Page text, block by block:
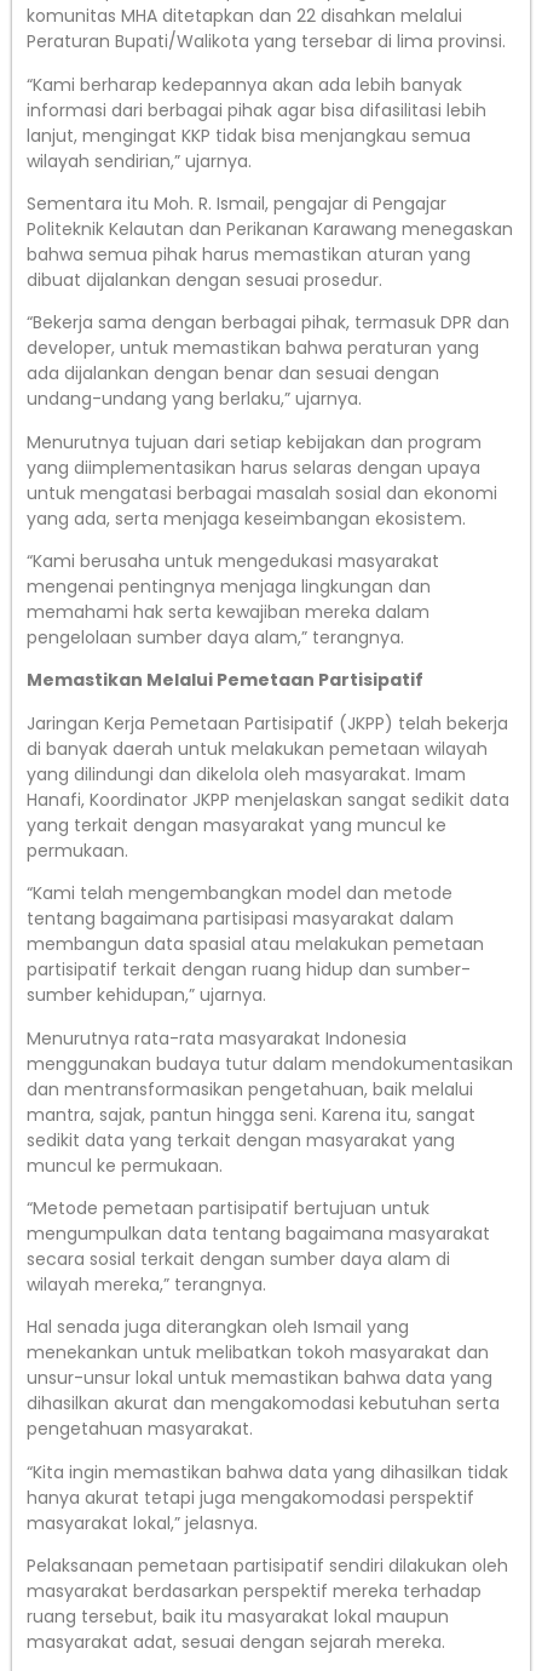
komunitas MHA ditetapkan dan 22 disahkan melalui
Peraturan Bupati/Walikota yang tersebar di lima provinsi.
“Kami berharap kedepannya akan ada lebih banyak
informasi dari berbagai pihak agar bisa difasilitasi lebih
lanjut, mengingat KKP tidak bisa menjangkau semua
wilayah sendirian,” ujarnya.
Sementara itu Moh. R. Ismail, pengajar di Pengajar
Politeknik Kelautan dan Perikanan Karawang menegaskan
bahwa semua pihak harus memastikan aturan yang
dibuat dijalankan dengan sesuai prosedur.
“Bekerja sama dengan berbagai pihak, termasuk DPR dan
developer, untuk memastikan bahwa peraturan yang
ada dijalankan dengan benar dan sesuai dengan
undang-undang yang berlaku,” ujarnya.
Menurutnya tujuan dari setiap kebijakan dan program
yang diimplementasikan harus selaras dengan upaya
untuk mengatasi berbagai masalah sosial dan ekonomi
yang ada, serta menjaga keseimbangan ekosistem.
“Kami berusaha untuk mengedukasi masyarakat
mengenai pentingnya menjaga lingkungan dan
memahami hak serta kewajiban mereka dalam
pengelolaan sumber daya alam,” terangnya.
Memastikan Melalui Pemetaan Partisipatif
Jaringan Kerja Pemetaan Partisipatif (JKPP) telah bekerja
di banyak daerah untuk melakukan pemetaan wilayah
yang dilindungi dan dikelola oleh masyarakat. Imam
Hanafi, Koordinator JKPP menjelaskan sangat sedikit data
yang terkait dengan masyarakat yang muncul ke
permukaan.
“Kami telah mengembangkan model dan metode
tentang bagaimana partisipasi masyarakat dalam
membangun data spasial atau melakukan pemetaan
partisipatif terkait dengan ruang hidup dan sumber-
sumber kehidupan,” ujarnya.
Menurutnya rata-rata masyarakat Indonesia
menggunakan budaya tutur dalam mendokumentasikan
dan mentransformasikan pengetahuan, baik melalui
mantra, sajak, pantun hingga seni. Karena itu, sangat
sedikit data yang terkait dengan masyarakat yang
muncul ke permukaan.
“Metode pemetaan partisipatif bertujuan untuk
mengumpulkan data tentang bagaimana masyarakat
secara sosial terkait dengan sumber daya alam di
wilayah mereka,” terangnya.
Hal senada juga diterangkan oleh Ismail yang
menekankan untuk melibatkan tokoh masyarakat dan
unsur-unsur lokal untuk memastikan bahwa data yang
dihasilkan akurat dan mengakomodasi kebutuhan serta
pengetahuan masyarakat.
“Kita ingin memastikan bahwa data yang dihasilkan tidak
hanya akurat tetapi juga mengakomodasi perspektif
masyarakat lokal,” jelasnya.
Pelaksanaan pemetaan partisipatif sendiri dilakukan oleh
masyarakat berdasarkan perspektif mereka terhadap
ruang tersebut, baik itu masyarakat lokal maupun
masyarakat adat, sesuai dengan sejarah mereka.